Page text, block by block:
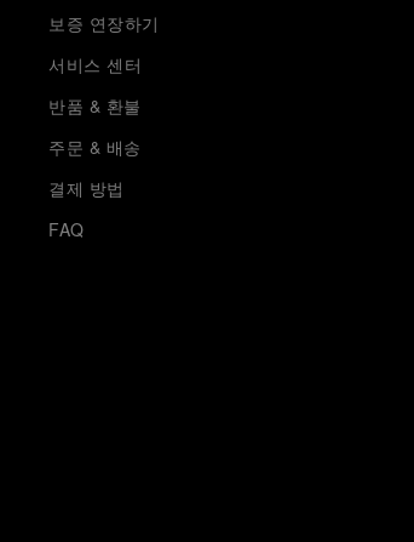
보증 연장하기
서비스 센터
반품 & 환불
주문 & 배송
결제 방법
FAQ